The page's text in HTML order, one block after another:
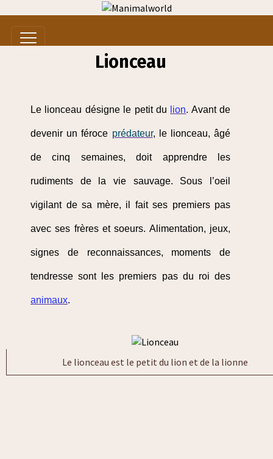
Lionceau
Le lionceau désigne le petit du lion. Avant de
devenir un féroce prédateur, le lionceau, âgé
de cinq semaines, doit apprendre les
rudiments de la vie sauvage. Sous l’oeil
vigilant de sa mère, il fait ses premiers pas
avec ses frères et soeurs. Alimentation, jeux,
signes de reconnaissances, moments de
tendresse sont les premiers pas du roi des
animaux.
Le lionceau est le petit du lion et de la lionne